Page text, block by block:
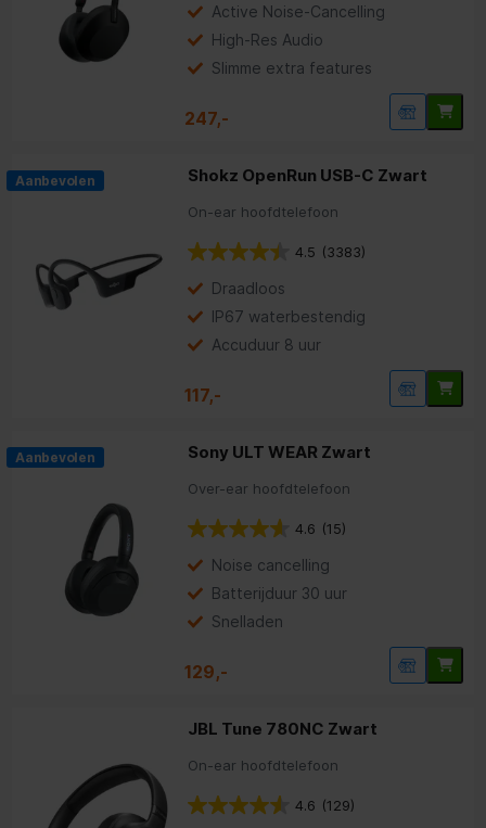
Active Noise-Cancelling
High-Res Audio
Slimme extra features
247,-
Aanbevolen Shokz OpenRun USB-C Zwart
On-ear hoofdtelefoon
4.5 (3383)
Draadloos
IP67 waterbestendig
Accuduur 8 uur
117,-
Aanbevolen Sony ULT WEAR Zwart
Over-ear hoofdtelefoon
4.6 (15)
Noise cancelling
Batterijduur 30 uur
Snelladen
129,-
JBL Tune 780NC Zwart
On-ear hoofdtelefoon
4.6 (129)